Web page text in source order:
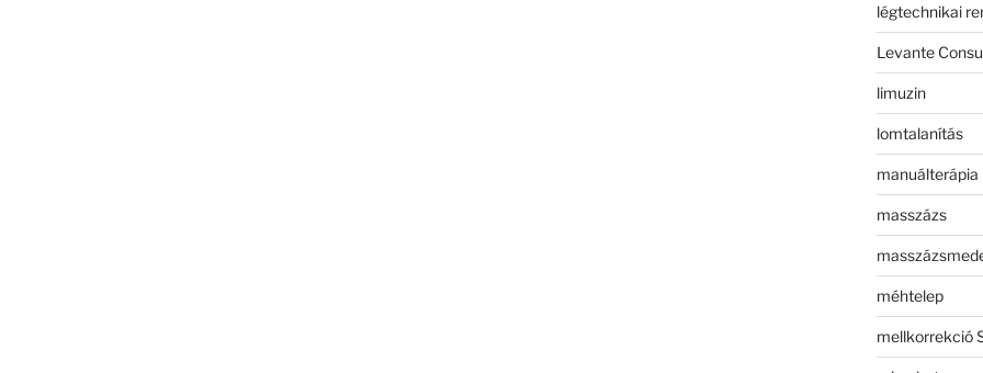
légtechnikai
Levante
limuzin
lomtalanítás
manuálterápia
masszázs
méhtelep
mellkorrekció